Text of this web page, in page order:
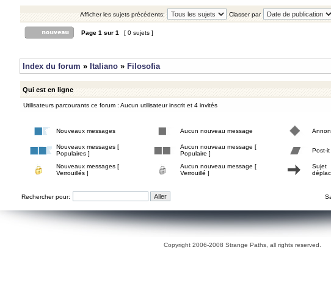
Afficher les sujets précédents: Classer par
Page 1 sur 1 [ 0 sujets ]
Index du forum » Italiano » Filosofia
Qui est en ligne
Utilisateurs parcourants ce forum : Aucun utilisateur inscrit et 4 invités
Nouveaux messages Aucun nouveau message
Nouveaux messages [
Populaires ]
Aucun nouveau message [
Populaire ]
Post-it
Nouveaux messages [
Verrouillés ]
Aucun nouveau message [
Verrouillé ]
Sujet
Rechercher pour:
Copyright 2006-2008 Strange Paths, all rights reserved.